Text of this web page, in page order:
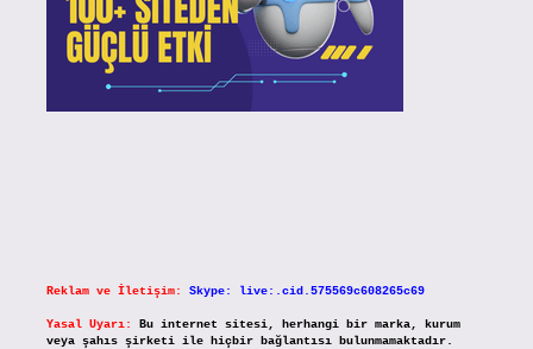
Reklam ve İletişim: Skype: live:.cid.575569c608265c69
Yasal Uyarı:
Bu internet sitesi, herhangi bir marka, kurum
veya şahıs şirketi ile hiçbir bağlantısı bulunmamaktadır.